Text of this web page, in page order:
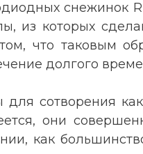
снежинок
из которых
что таковым
долгого
сотворения
они
как